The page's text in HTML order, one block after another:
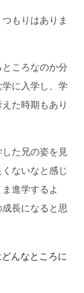
もりはありま
ころなのか分
に入学し、学
た時期もあり
た兄の姿を見
ないなと感じ
進学するよ
長になると思
んなところに